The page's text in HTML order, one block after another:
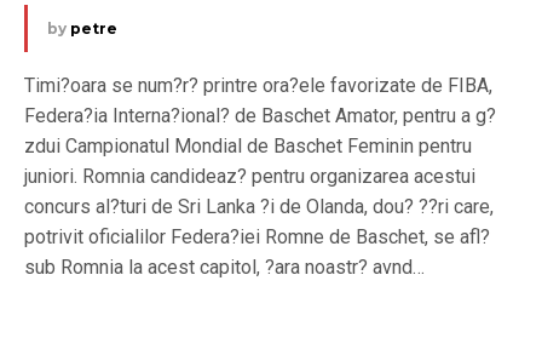
by petre
Timi?oara se num?r? printre ora?ele favorizate de FIBA,
Federa?ia Interna?ional? de Baschet Amator, pentru a g?
zdui Campionatul Mondial de Baschet Feminin pentru
juniori. Romnia candideaz? pentru organizarea acestui
concurs al?turi de Sri Lanka ?i de Olanda, dou? ??ri care,
potrivit oficialilor Federa?iei Romne de Baschet, se afl?
sub Romnia la acest capitol, ?ara noastr? avnd…